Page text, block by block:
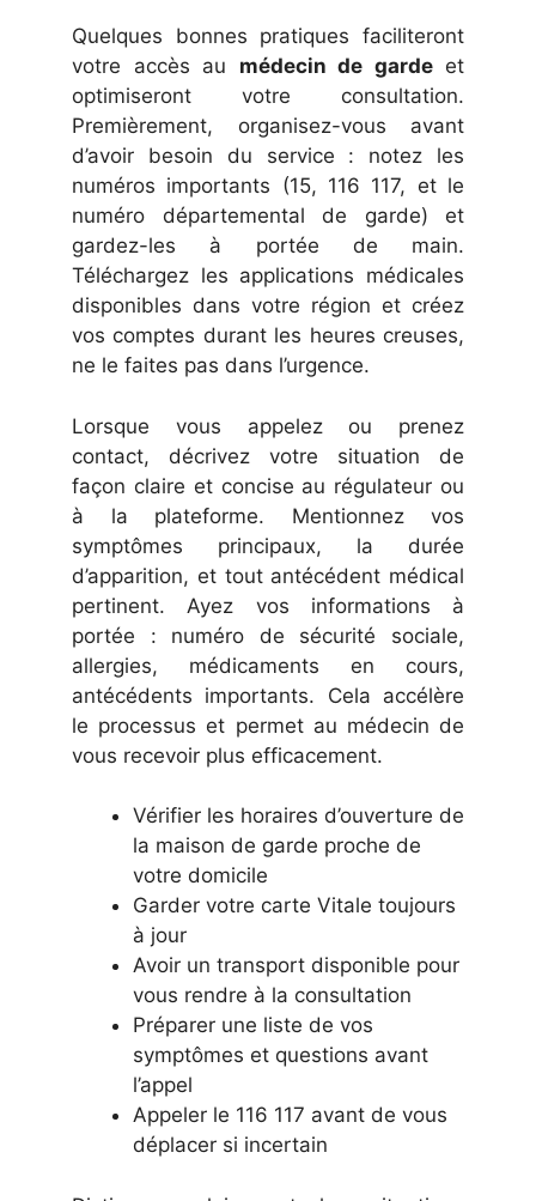
Quelques bonnes pratiques faciliteront
votre accès au médecin de gardeet
optimiseront votre consultation.
Premièrement, organisez-vous avant
d’avoir besoin du service : notez les
numéros importants (15, 116 117, et le
numéro départemental de garde) et
gardez-les à portée de main.
Téléchargez les applications médicales
disponibles dans votre région et créez
vos comptes durant les heures creuses,
ne le faites pas dans l’urgence.
Lorsque vous appelez ou prenez
contact, décrivez votre situation de
façon claire et concise au régulateur ou
à la plateforme. Mentionnez vos
symptômes principaux, la durée
d’apparition, et tout antécédent médical
pertinent. Ayez vos informations à
portée : numéro de sécurité sociale,
allergies, médicaments en cours,
antécédents importants. Cela accélère
le processus et permet au médecin de
vous recevoir plus efficacement.
Vérifier les horaires d’ouverture de
la maison de garde proche de
votre domicile
Garder votre carte Vitale toujours
à jour
Avoir un transport disponible pour
vous rendre à la consultation
Préparer une liste de vos
symptômes et questions avant
l’appel
Appeler le 116 117 avant de vous
déplacer si incertain